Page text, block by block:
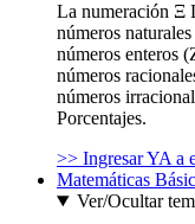
La numeración Ξ
números
números enteros
números
números
Porcentajes.
>> Ingresar YA a
Matemáticas
Ver/Ocultar